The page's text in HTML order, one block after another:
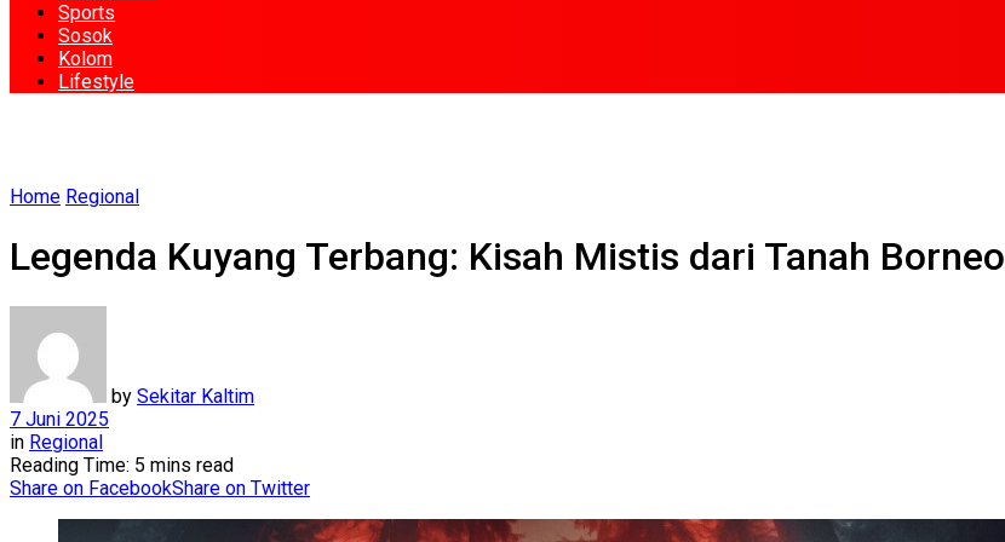
Sports
Sosok
Kolom
Lifestyle
Home Regional
Legenda Kuyang Terbang: Kisah Mistis dari Tanah Borneo
by Sekitar Kaltim
7 Juni 2025
in Regional
Reading Time: 5 mins read
Share on FacebookShare on Twitter